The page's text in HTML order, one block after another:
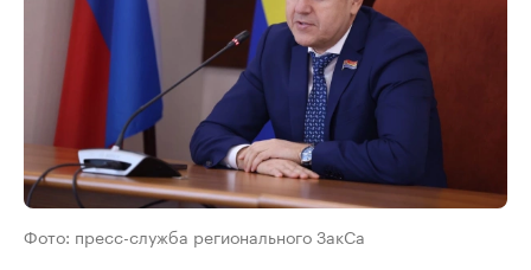
Фото: пресс-служба регионального ЗакСа